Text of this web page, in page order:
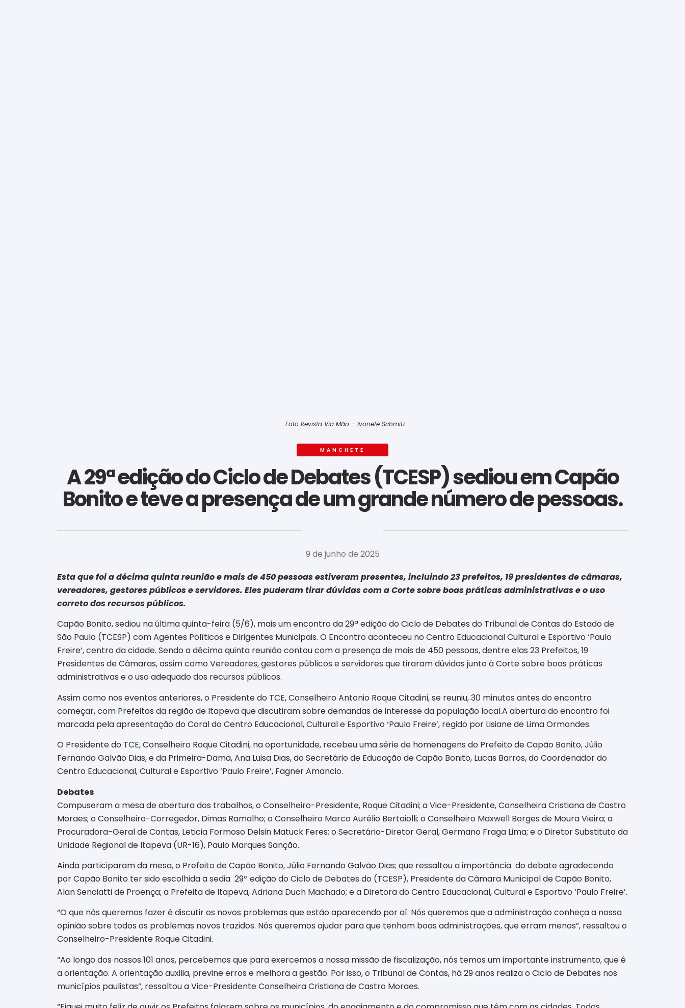
Foto Revista Via Mão – Ivonete Schmitz
MANCHETE
A 29ª edição do Ciclo de Debates (TCESP) sediou em Capão
Bonito e teve a presença de um grande número de pessoas.
9 de junho de 2025
Esta que foi a décima quinta reunião e mais de 450 pessoas estiveram presentes, incluindo 23 prefeitos, 19 presidentes de câmaras,
vereadores, gestores públicos e servidores. Eles puderam tirar dúvidas com a Corte sobre boas práticas administrativas e o uso
correto dos recursos públicos.
Capão Bonito, sediou na última quinta-feira (5/6), mais um encontro da 29ª edição do Ciclo de Debates do Tribunal de Contas do Estado de
São Paulo (TCESP) com Agentes Políticos e Dirigentes Municipais. O Encontro aconteceu no Centro Educacional Cultural e Esportivo ‘Paulo
Freire’, centro da cidade. Sendo a décima quinta reunião contou com a presença de mais de 450 pessoas, dentre elas 23 Prefeitos, 19
Presidentes de Câmaras, assim como Vereadores, gestores públicos e servidores que tiraram dúvidas junto à Corte sobre boas práticas
administrativas e o uso adequado dos recursos públicos.
Assim como nos eventos anteriores, o Presidente do TCE, Conselheiro Antonio Roque Citadini, se reuniu, 30 minutos antes do encontro
começar, com Prefeitos da região de Itapeva que discutiram sobre demandas de interesse da população local.A abertura do encontro foi
marcada pela apresentação do Coral do Centro Educacional, Cultural e Esportivo ‘Paulo Freire’, regido por Lisiane de Lima Ormondes.
O Presidente do TCE, Conselheiro Roque Citadini, na oportunidade, recebeu uma série de homenagens do Prefeito de Capão Bonito, Júlio
Fernando Galvão Dias, e da Primeira-Dama, Ana Luisa Dias, do Secretário de Educação de Capão Bonito, Lucas Barros, do Coordenador do
Centro Educacional, Cultural e Esportivo ‘Paulo Freire’, Fagner Amancio.
Debates
Compuseram a mesa de abertura dos trabalhos, o Conselheiro-Presidente, Roque Citadini; a Vice-Presidente, Conselheira Cristiana de Castro
Moraes; o Conselheiro-Corregedor, Dimas Ramalho; o Conselheiro Marco Aurélio Bertaiolli; o Conselheiro Maxwell Borges de Moura Vieira; a
Procuradora-Geral de Contas, Leticia Formoso Delsin Matuck Feres; o Secretário-Diretor Geral, Germano Fraga Lima; e o Diretor Substituto da
Unidade Regional de Itapeva (UR-16), Paulo Marques Sanção.
Ainda participaram da mesa, o Prefeito de Capão Bonito, Júlio Fernando Galvão Dias; que ressaltou a importância do debate agradecendo
por Capão Bonito ter sido escolhida a sedia 29ª edição do Ciclo de Debates do (TCESP), Presidente da Câmara Municipal de Capão Bonito,
Alan Senciatti de Proença; a Prefeita de Itapeva, Adriana Duch Machado; e a Diretora do Centro Educacional, Cultural e Esportivo ‘Paulo Freire’.
“O que nós queremos fazer é discutir os novos problemas que estão aparecendo por aí. Nós queremos que a administração conheça a nossa
opinião sobre todos os problemas novos trazidos. Nós queremos ajudar para que tenham boas administrações, que erram menos”, ressaltou o
Conselheiro-Presidente Roque Citadini.
“Ao longo dos nossos 101 anos, percebemos que para exercemos a nossa missão de fiscalização, nós temos um importante instrumento, que é
a orientação. A orientação auxilia, previne erros e melhora a gestão. Por isso, o Tribunal de Contas, há 29 anos realiza o Ciclo de Debates nos
municípios paulistas”, ressaltou a Vice-Presidente Conselheira Cristiana de Castro Moraes.